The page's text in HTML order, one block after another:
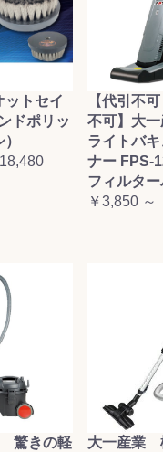
トセイ
ドポリッ
【代引不
不可】大
ライトバ
ナー FPS-
フィルタ
￥3,850 ～
驚きの軽
大一産業